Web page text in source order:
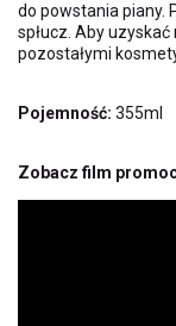
do powstania piany.
spłucz. Aby
pozostałymi
Pojemność: 355ml
Zobacz film